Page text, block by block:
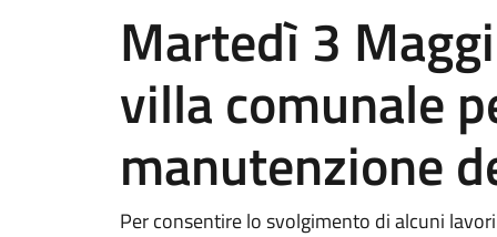
Martedì 3
villa comunale
manutenzione
Per consentire lo svolgimento di alcuni